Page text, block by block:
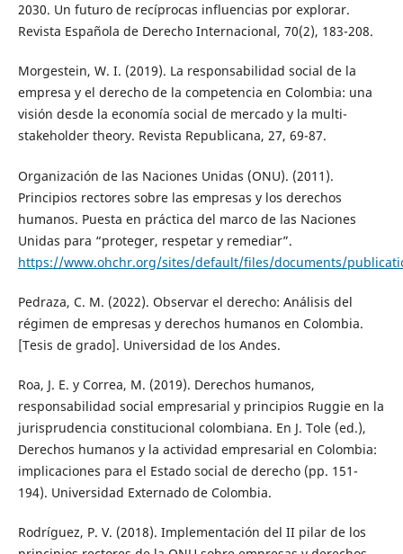
2030. Un futuro de recíprocas influencias por explorar.
Revista Española de Derecho Internacional, 70(2), 183-208.
Morgestein, W. I. (2019). La responsabilidad social de la
empresa y el derecho de la competencia en Colombia: una
visión desde la economía social de mercado y la multi-
stakeholder theory. Revista Republicana, 27, 69-87.
Organización de las Naciones Unidas (ONU). (2011).
Principios rectores sobre las empresas y los derechos
humanos. Puesta en práctica del marco de las Naciones
Unidas para “proteger, respetar y remediar”.
https://www.ohchr.org/sites/default/files/documents/
Pedraza, C. M. (2022). Observar el derecho: Análisis del
régimen de empresas y derechos humanos en Colombia.
[Tesis de grado]. Universidad de los Andes.
Roa, J. E. y Correa, M. (2019). Derechos humanos,
responsabilidad social empresarial y principios Ruggie en la
jurisprudencia constitucional colombiana. En J. Tole (ed.),
Derechos humanos y la actividad empresarial en Colombia:
implicaciones para el Estado social de derecho (pp. 151-
194). Universidad Externado de Colombia.
Rodríguez, P. V. (2018). Implementación del II pilar de los